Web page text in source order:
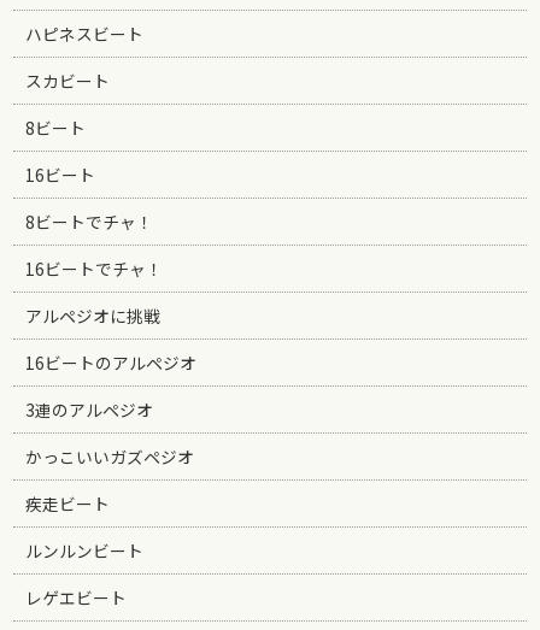
ハピネスビート
スカビート
8ビート
16ビート
8ビートでチャ！
16ビートでチャ！
アルペジオに挑戦
16ビートのアルペジオ
3連のアルペジオ
かっこいいガズペジオ
疾走ビート
ルンルンビート
レゲエビート